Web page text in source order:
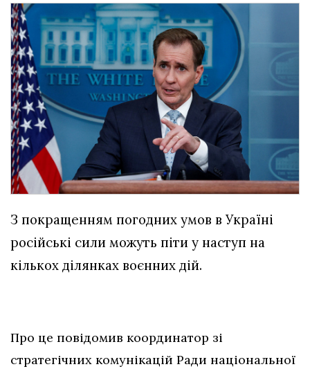
З покращенням погодних умов в Україні
російські сили можуть піти у наступ на
кількох ділянках воєнних дій.
Про це повідомив координатор зі
стратегічних комунікацій Ради національної